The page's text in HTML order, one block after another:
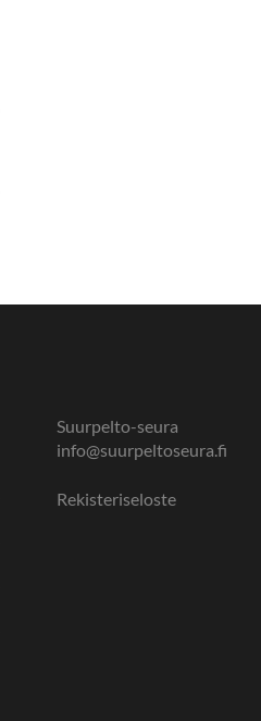
Suurpelto-seura
info@suurpeltoseura.fi
Rekisteriseloste